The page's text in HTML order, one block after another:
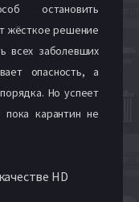
остановить
жёсткое решение
всех заболевших
опасность, а
Но успеет
карантин не
HD